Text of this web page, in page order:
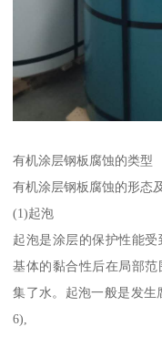
有机涂层钢板腐蚀的类型
有机涂层钢板腐蚀的形态
(1)起泡
起泡是涂层的保护性能
基体的黏合性后在局部
集了水。起泡一般是发
6),